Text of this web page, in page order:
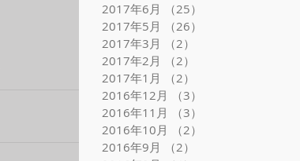
2017年6月
（25）
2017年5月
（26）
2017年3月
（2）
2017年2月
（2）
2017年1月
（2）
2016年12月
（3）
2016年11月
（3）
2016年10月
（2）
2016年9月
（2）